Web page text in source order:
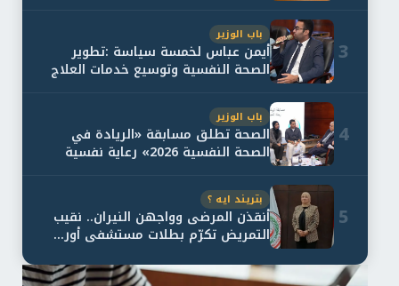
3
باب الوزير
أيمن عباس لخمسة سياسة :تطوير
الصحة النفسية وتوسيع خدمات العلاج
4
باب الوزير
الصحة تطلق مسابقة «الريادة في
الصحة النفسية 2026» رعاية نفسية
5
بتريند ايه ؟
أنقذن المرضى وواجهن النيران.. نقيب
التمريض تكرّم بطلات مستشفى أور...